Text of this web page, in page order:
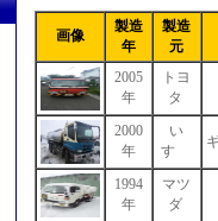
画像
製造
年
製造
元
2005
年
トヨ
タ
2000
年
い
すゞ
1994
年
マツ
ダ